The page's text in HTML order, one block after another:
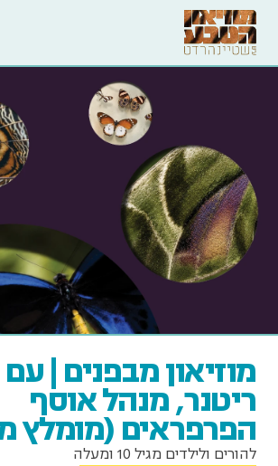
מוזיאון מבפנים |
ריטנר, מנהל אוסף
הפרפראים (מומלץ
להורים ולילדים מגיל 10 ומעלה